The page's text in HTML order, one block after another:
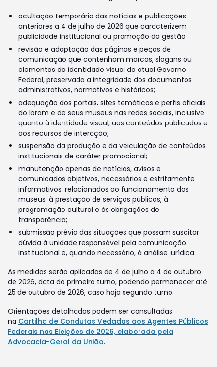
ocultação temporária das notícias e publicações
anteriores a 4 de julho de 2026 que caracterizem
publicidade institucional ou promoção da gestão;
revisão e adaptação das páginas e peças de
comunicação que contenham marcas, slogans ou
elementos da identidade visual do atual Governo
Federal, preservada a integridade dos documentos
administrativos, normativos e históricos;
adequação dos portais, sites temáticos e perfis oficiais
do Ibram e de seus museus nas redes sociais, inclusive
quanto à identidade visual, aos conteúdos publicados e
aos recursos de interação;
suspensão da produção e da veiculação de conteúdos
institucionais de caráter promocional;
manutenção apenas de notícias, avisos e
comunicados objetivos, necessários e estritamente
informativos, relacionados ao funcionamento dos
museus, à prestação de serviços públicos, à
programação cultural e às obrigações de
transparência;
submissão prévia das situações que possam suscitar
dúvida à unidade responsável pela comunicação
institucional e, quando necessário, à análise jurídica.
As medidas serão aplicadas de 4 de julho a 4 de outubro
de 2026, data do primeiro turno, podendo permanecer até
25 de outubro de 2026, caso haja segundo turno.
Orientações detalhadas podem ser consultadas
na Cartilha de Condutas Vedadas aos Agentes Públicos
Federais nas Eleições de 2026, elaborada pela
Advocacia-Geral da União.